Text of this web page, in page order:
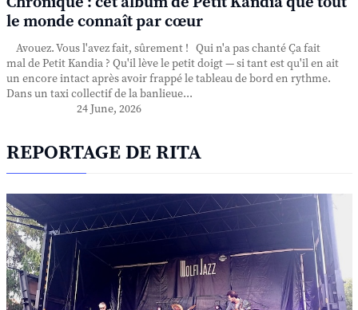
le monde connaît par cœur
Avouez. Vous l'avez fait, sûrement ! Qui n'a pas chanté Ça fait
mal de Petit Kandia ? Qu'il lève le petit doigt — si tant est qu'il en ait
un encore intact après avoir frappé le tableau de bord en rythme.
Dans un taxi collectif de la banlieue...
24 June, 2026
REPORTAGE DE RITA